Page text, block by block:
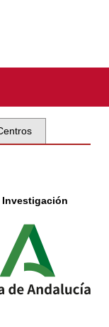
Investigación